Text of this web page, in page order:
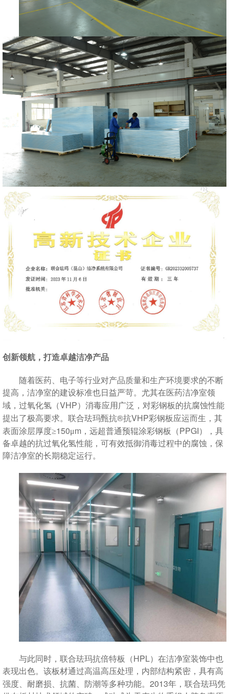
创新领航，打造卓越洁净产品
随着医药、电子等行业对产品质量和生产环境要求的不断
提高，洁净室的建设标准也日益严苛。尤其在医药洁净室领
域，过氧化氢（VHP）消毒应用广泛，对彩钢板的抗腐蚀性能
提出了极高要求。联合珐玛甄抗®抗VHP彩钢板应运而生，其
表面涂层厚度≥150μm ，远超普通预辊涂彩钢板（PPGI），具
备卓越的抗过氧化氢性能，可有效抵御消毒过程中的腐蚀，保
障洁净室的长期稳定运行。
与此同时，联合珐玛抗倍特板（HPL）在洁净室装饰中也
表现出色。该板材通过高温高压处理，内部结构紧密，具有高
强度、耐磨损、抗菌、防潮等多种功能。 2013年，联合珐玛凭